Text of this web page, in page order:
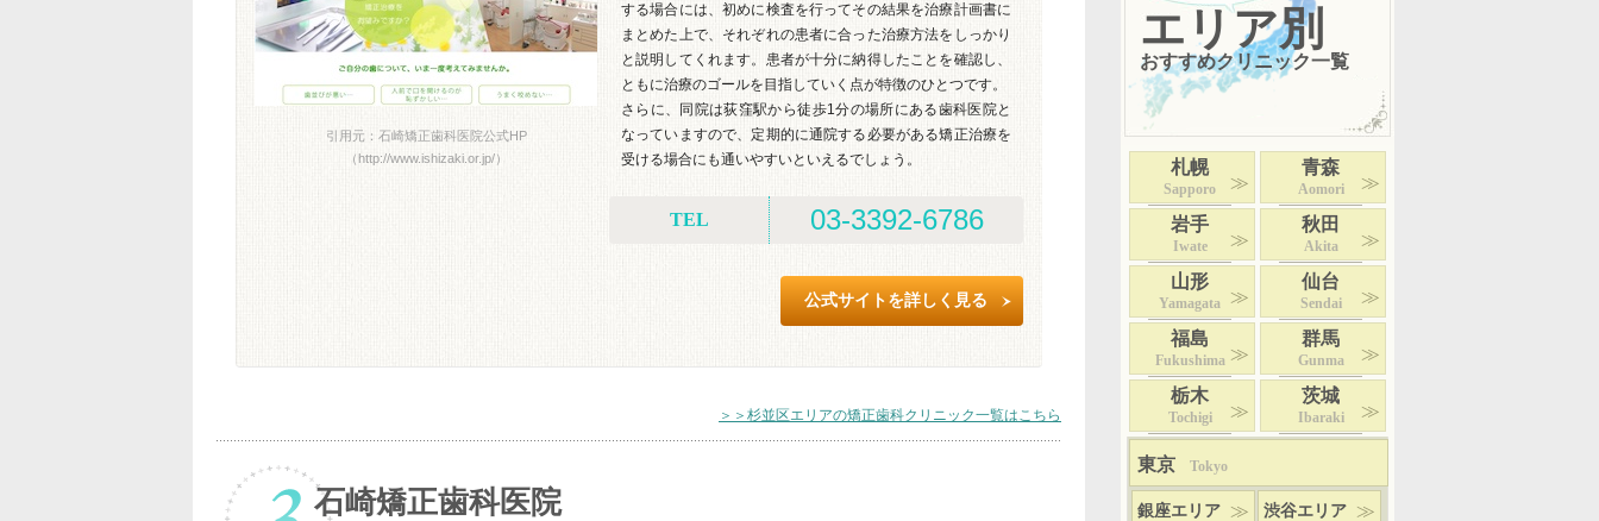
引用元：石崎矯正歯科医院公式HP
（http://www.ishizaki.or.jp/）
する場合には、初めに検査を行ってその結果を治療計画書に
まとめた上で、それぞれの患者に合った治療方法をしっかり
と説明してくれます。患者が十分に納得したことを確認し、
ともに治療のゴールを目指していく点が特徴のひとつです。
さらに、同院は荻窪駅から徒歩1分の場所にある歯科医院と
なっていますので、定期的に通院する必要がある矯正治療を
受ける場合にも通いやすいといえるでしょう。
TEL 03-3392-6786
公式サイトを詳しく見る
＞＞杉並区エリアの矯正歯科クリニック一覧はこちら
石崎矯正歯科医院
エリア別
おすすめクリニック一覧
札幌
Sapporo
青森
Aomori
岩手
Iwate
秋田
Akita
山形
Yamagata
仙台
Sendai
福島
Fukushima
群馬
Gunma
栃木
Tochigi
茨城
Ibaraki
東京 Tokyo
銀座エリア 渋谷エリア